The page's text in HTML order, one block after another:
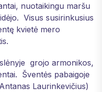
nuotaikingu maršu
Visus susirinkusius
kvietė mero
grojo armonikos,
Šventės pabaigoje
Laurinkevičius)